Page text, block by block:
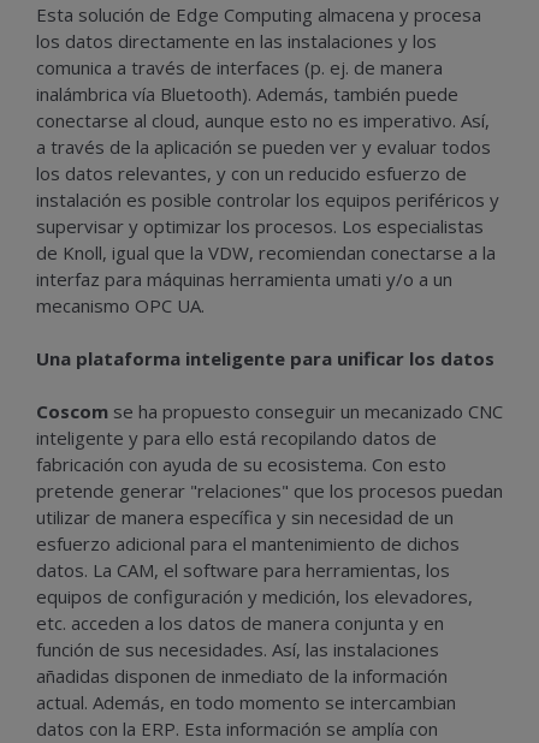
Esta solución de Edge Computing almacena y procesa
los datos directamente en las instalaciones y los
comunica a través de interfaces (p. ej. de manera
inalámbrica vía Bluetooth). Además, también puede
conectarse al cloud, aunque esto no es imperativo. Así,
a través de la aplicación se pueden ver y evaluar todos
los datos relevantes, y con un reducido esfuerzo de
instalación es posible controlar los equipos periféricos y
supervisar y optimizar los procesos. Los especialistas
de Knoll, igual que la VDW, recomiendan conectarse a la
interfaz para máquinas herramienta umati y/o a un
mecanismo OPC UA.
Una plataforma inteligente para unificar los datos
Coscom se ha propuesto conseguir un mecanizado CNC
inteligente y para ello está recopilando datos de
fabricación con ayuda de su ecosistema. Con esto
pretende generar "relaciones" que los procesos puedan
utilizar de manera específica y sin necesidad de un
esfuerzo adicional para el mantenimiento de dichos
datos. La CAM, el software para herramientas, los
equipos de configuración y medición, los elevadores,
etc. acceden a los datos de manera conjunta y en
función de sus necesidades. Así, las instalaciones
añadidas disponen de inmediato de la información
actual. Además, en todo momento se intercambian
datos con la ERP. Esta información se amplía con